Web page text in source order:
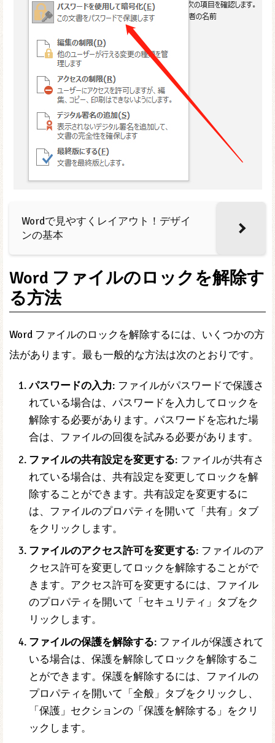
Wordで見やすくレイアウト！デザイ
ンの基本
Word ファイルのロックを解除す
る方法
Word ファイルのロックを解除するには、いくつかの方
法があります。最も一般的な方法は次のとおりです。
パスワードの入力: ファイルがパスワードで保護さ
れている場合は、パスワードを入力してロックを
解除する必要があります。パスワードを忘れた場
合は、ファイルの回復を試みる必要があります。
ファイルの共有設定を変更する: ファイルが共有さ
れている場合は、共有設定を変更してロックを解
除することができます。共有設定を変更するに
は、ファイルのプロパティを開いて「共有」タブ
をクリックします。
ファイルのアクセス許可を変更する: ファイルのア
クセス許可を変更してロックを解除することがで
きます。アクセス許可を変更するには、ファイル
のプロパティを開いて「セキュリティ」タブをク
リックします。
ファイルの保護を解除する: ファイルが保護されて
いる場合は、保護を解除してロックを解除するこ
とができます。保護を解除するには、ファイルの
プロパティを開いて「全般」タブをクリックし、
「保護」セクションの「保護を解除する」をクリ
ックします。